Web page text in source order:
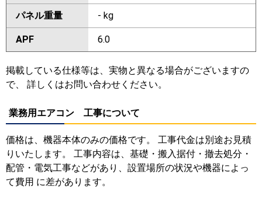
パネル重量 - kg
APF 6.0
掲載している仕様等は、実物と異なる場合がございますの
で、 詳しくはお問い合わせください。
業務用エアコン 工事について
価格は、機器本体のみの価格です。 工事代金は別途お見積
りいたします。 工事内容は、基礎・搬入据付・撤去処分・
配管・電気工事などがあり、設置場所の状況や機器によっ
て費用 に差があります。